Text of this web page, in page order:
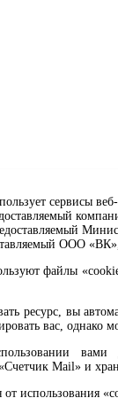
ошибкой и
сервисы
ООО
файлы
ресурс, вы
вас, однако
вами
Mail» и
от использования